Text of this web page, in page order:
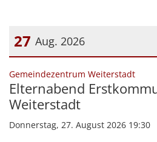
27 Aug. 2026
Datum: 27. August 2026
Gemeindezentrum Weiterstadt:
Elternabend
Weiterstadt
Donnerstag, 27. August 2026 19:30